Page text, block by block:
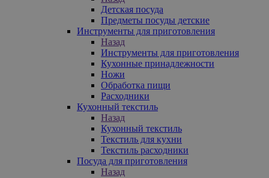
Детская посуда
Предметы посуды детские
Инструменты для приготовления
Назад
Инструменты для приготовления
Кухонные принадлежности
Ножи
Обработка пищи
Расходники
Кухонный текстиль
Назад
Кухонный текстиль
Текстиль для кухни
Текстиль расходники
Посуда для приготовления
Назад